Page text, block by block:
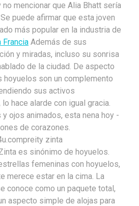
mencionar que Alia Bhatt sería
puede afirmar que esta joven
más popular en la industria de
Francia Además de sus
y miradas, incluso su sonrisa
de la ciudad. De aspecto
hoyuelos son un complemento
sus activos
hace alarde con igual gracia.
ojos animados, esta nena hoy -
de corazones.
zinta
es sinónimo de hoyuelos.
femeninas con hoyuelos,
merece estar en la cima. La
conoce como un paquete total,
aspecto simple de alojas para